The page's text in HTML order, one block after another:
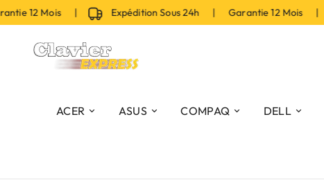
12 Mois | Expédition Sous 24h | Garantie 12 Mois |
ACER ASUS COMPAQ DELL